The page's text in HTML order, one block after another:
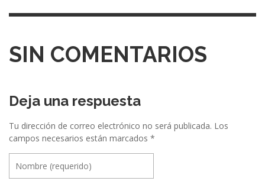
SIN COMENTARIOS
Deja una respuesta
Tu dirección de correo electrónico no será publicada. Los
campos necesarios están marcados *